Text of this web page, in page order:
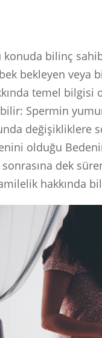
konuda bilinç
bekleyen veya
temel
Spermin
değişikliklere
olduğu
dek
hakkında